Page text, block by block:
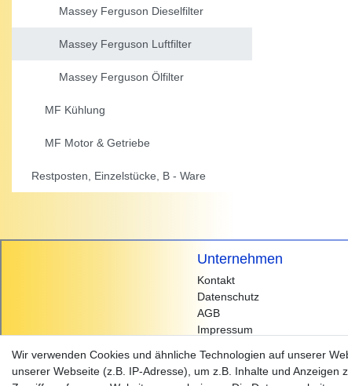
Massey Ferguson Dieselfilter
Massey Ferguson Luftfilter
Massey Ferguson Ölfilter
MF Kühlung
MF Motor & Getriebe
Restposten, Einzelstücke, B - Ware
Unternehmen
Kontakt
Datenschutz
AGB
Impressum
Wir verwenden Cookies und ähnliche Technologien auf unserer
unserer Webseite (z.B. IP-Adresse), um z.B. Inhalte und